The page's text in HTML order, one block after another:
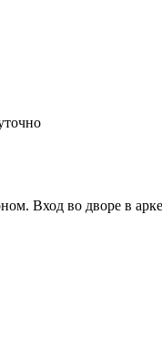
Вход во дворе в